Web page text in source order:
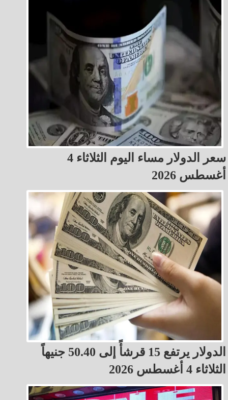
سعر الدولار مساء اليوم الثلاثاء 4
أغسطس 2026
الدولار يرتفع 15 قرشأً إلى 50.40 جنيهاً
الثلاثاء 4 أغسطس 2026